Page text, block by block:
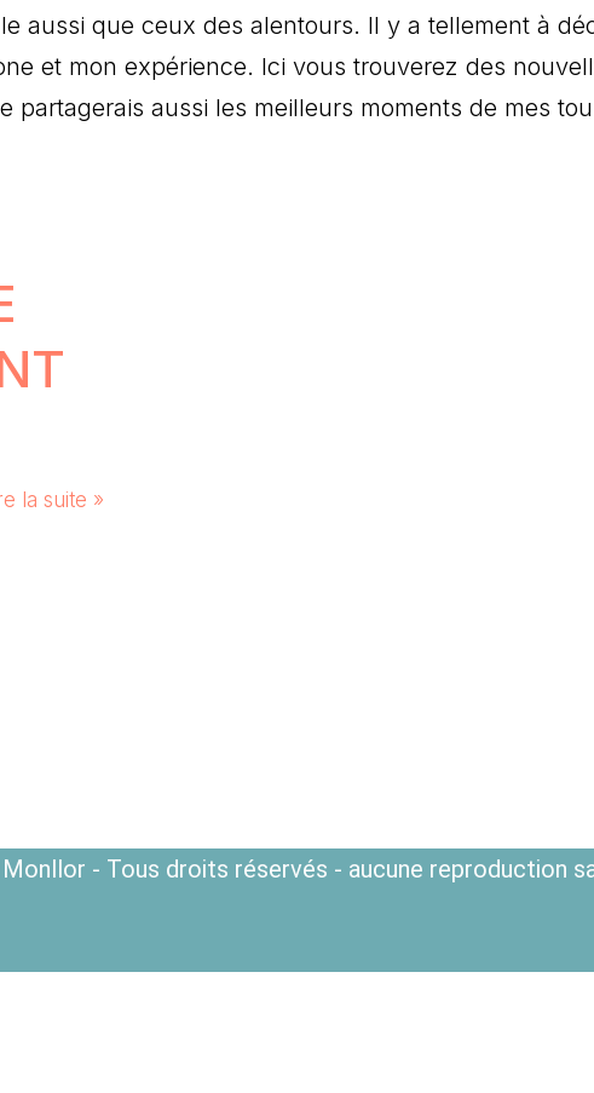
aussi que ceux des alentours. Il y a tellement à
et mon expérience. Ici vous trouverez des
partagerais aussi les meilleurs moments de mes
la suite »
- Tous droits réservés - aucune reproduction